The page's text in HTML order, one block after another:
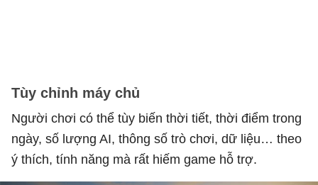
Tùy chỉnh máy chủ
Người chơi có thể tùy biến thời tiết, thời điểm trong
ngày, số lượng AI, thông số trò chơi, dữ liệu… theo
ý thích, tính năng mà rất hiếm game hỗ trợ.